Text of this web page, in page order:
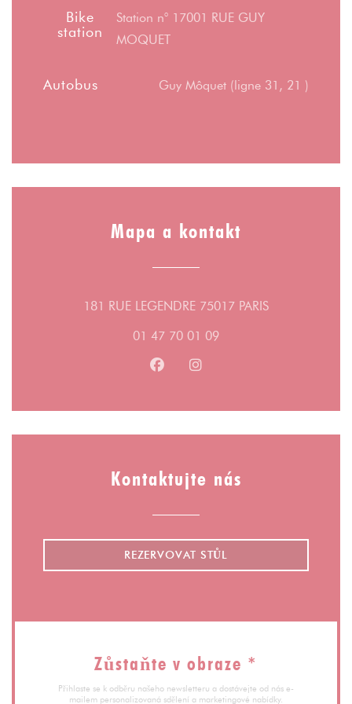
Bike
station
Station n° 17001 RUE GUY
MOQUET
Autobus Guy Môquet (ligne 31, 21 )
Mapa a kontakt
181 RUE LEGENDRE 75017 PARIS((otevře se v
01 47 70 01 09
Facebook ((otevře se v novém
Instagram ((otevře se v
Kontaktujte nás
REZERVOVAT STŮL
Zůstaňte v obraze *
Přihlaste se k odběru našeho newsletteru a dostávejte od nás e-
mailem personalizovaná sdělení a marketingové nabídky.